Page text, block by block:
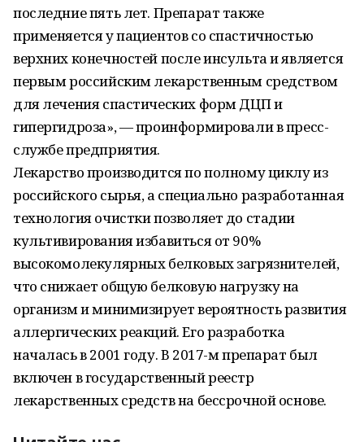
последние пять лет. Препарат также
применяется у пациентов со спастичностью
верхних конечностей после инсульта и является
первым российским лекарственным средством
для лечения спастических форм ДЦП и
гипергидроза», — проинформировали в пресс-
службе предприятия.
Лекарство производится по полному циклу из
российского сырья, а специально разработанная
технология очистки позволяет до стадии
культивирования избавиться от 90%
высокомолекулярных белковых загрязнителей,
что снижает общую белковую нагрузку на
организм и минимизирует вероятность развития
аллергических реакций. Его разработка
началась в 2001 году. В 2017-м препарат был
включен в государственный реестр
лекарственных средств на бессрочной основе.